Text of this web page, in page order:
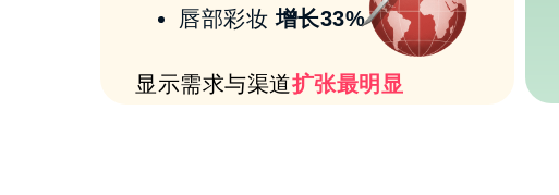
唇部彩妆增长33%
显示需求与渠道扩张最明显